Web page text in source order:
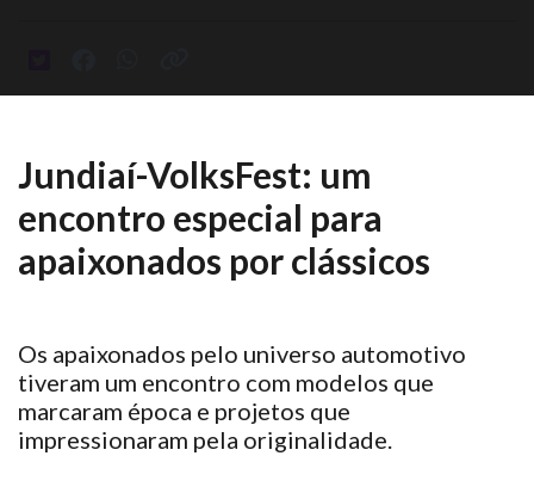
Jundiaí-VolksFest: um
encontro especial para
apaixonados por clássicos
Os apaixonados pelo universo automotivo
tiveram um encontro com modelos que
marcaram época e projetos que
impressionaram pela originalidade.